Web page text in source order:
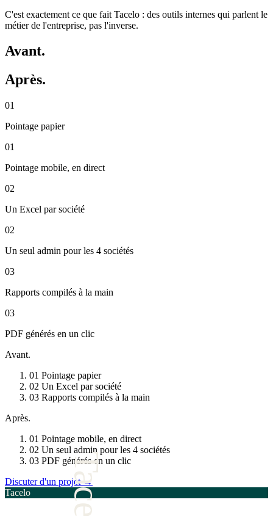
C'est exactement ce que fait Tacelo : des outils internes qui parlent le
métier de l'entreprise, pas l'inverse.
Avant.
Après.
01
Pointage papier
01
Pointage mobile, en direct
02
Un Excel par société
02
Un seul admin pour les 4 sociétés
03
Rapports compilés à la main
03
PDF générés en un clic
Avant.
01 Pointage papier
02 Un Excel par société
03 Rapports compilés à la main
Après.
01 Pointage mobile, en direct
02 Un seul admin pour les 4 sociétés
03 PDF générés en un clic
Discuter d'un projet →
Tacelo